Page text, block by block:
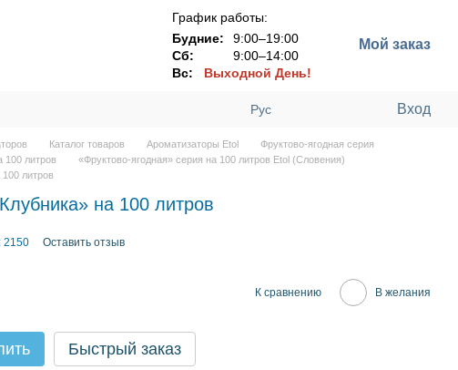
График работы:
Будние:
9:00–19:00
Сб:
9:00–14:00
Вс: Выходной День!
Мой заказ
Рус Вход
Каталог товаров Ароматизаторы Etol
Фруктово-ягодная серия
100 литров
«Фруктово-ягодная» серия на 100 литров Etol (Словения)
литров
на 100 литров
2150 Оставить отзыв
К сравнению В желания
Быстрый заказ